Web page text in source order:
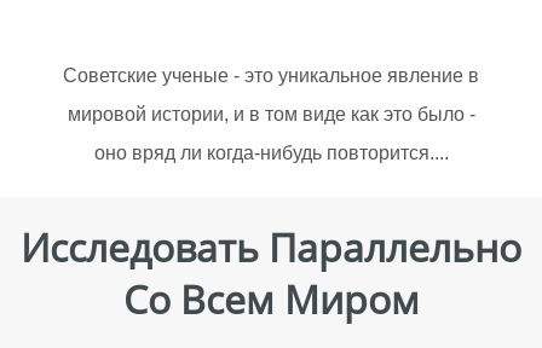
Советские ученые - это уникальное явление в
мировой истории, и в том виде как это было -
оно вряд ли когда-нибудь повторится....
Исследовать Параллельно
Со Всем Миром